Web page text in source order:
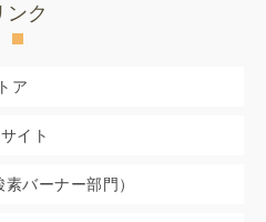
ンク
ア
イト
バーナー部門）